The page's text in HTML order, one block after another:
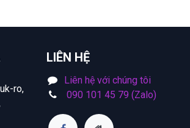
ro,
LIÊN HỆ
Liên hệ với chúng tôi
090 101 45 79 (Zalo)